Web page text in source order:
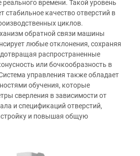
времени. Такой уровень
стабильное качество отверстий в
циклов.
обратной связи машины
любые отклонения, сохраняя
распространенные
или бочкообразность в
управления также обладает
обучения, которые
сверления в зависимости от
и спецификаций отверстий,
и повышая общую